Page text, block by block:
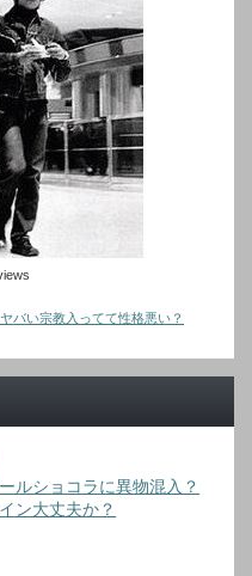
バい宗教入ってて性格悪い？
ルショコラに異物混入？
ン大丈夫か？